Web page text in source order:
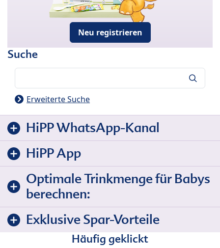
Neu registrieren
Suche
Erweiterte Suche
HiPP WhatsApp-Kanal
HiPP App
Optimale Trinkmenge für Babys
berechnen:
Exklusive Spar-Vorteile
Häufig geklickt